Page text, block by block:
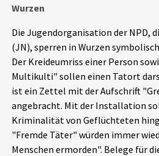
Dossiers
Leipziger Zustände
Schlaglichter
Phänomene
Aktuelles
Wurzen
Die Jugendorganisation der NPD,
(JN), sperren in Wurzen
Der Kreideumriss einer Person
Multikulti" sollen einen Tatort
ist ein Zettel mit der Aufschrift
angebracht. Mit der Installation
Kriminalität von Geflüchteten
"Fremde Täter" würden immer
Menschen ermorden". Belege für